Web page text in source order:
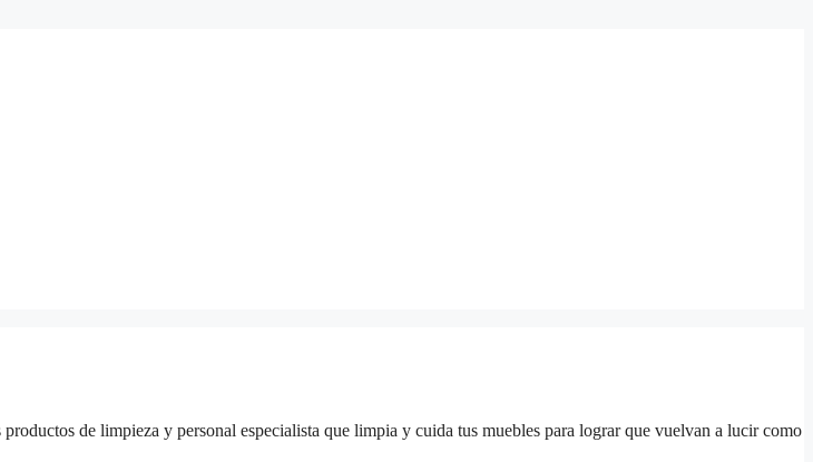
productos de limpieza y personal especialista que limpia y cuida tus muebles para lograr que vuelvan a lucir como